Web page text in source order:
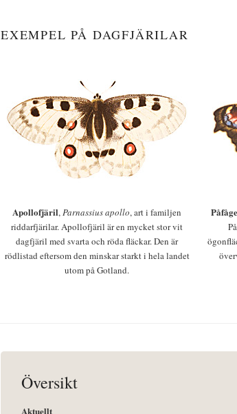
EXEMPEL PÅ DAGFJÄRILAR
Apollofjäril,Parnassius apollo, art i familjen
riddarfjärilar. Apollofjäril är en mycket stor vit
dagfjäril med svarta och röda fläckar. Den är
rödlistad eftersom den minskar starkt i hela landet
utom på Gotland.
Översikt
Aktuellt